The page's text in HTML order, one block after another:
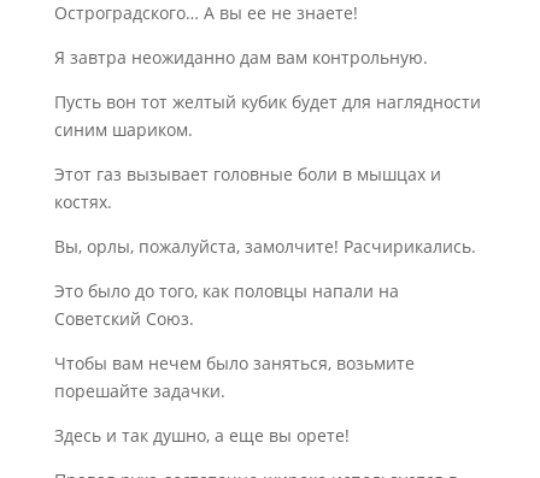
Остроградского… А вы ее не знаете!
Я завтра неожиданно дам вам контрольную.
Пусть вон тот желтый кубик будет для наглядности
синим шариком.
Этот газ вызывает головные боли в мышцах и
костях.
Вы, орлы, пожалуйста, замолчите! Расчирикались.
Это было до того, как половцы напали на
Советский Союз.
Чтобы вам нечем было заняться, возьмите
порешайте задачки.
Здесь и так душно, а еще вы орете!